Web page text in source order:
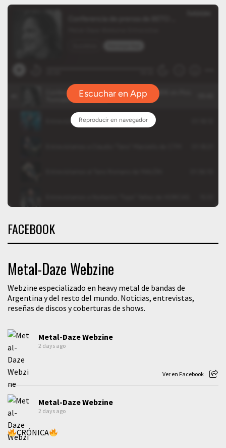
FACEBOOK
Metal-Daze Webzine
Webzine especializado en heavy metal de bandas de
Argentina y del resto del mundo. Noticias, entrevistas,
reseñas de discos y coberturas de shows.
Metal-Daze Webzine
2 days ago
Ver en Facebook
Metal-Daze Webzine
2 days ago
CRÓNICA